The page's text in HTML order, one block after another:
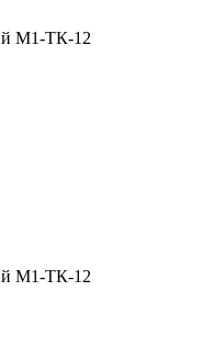
М1-ТК-12
М1-ТК-12